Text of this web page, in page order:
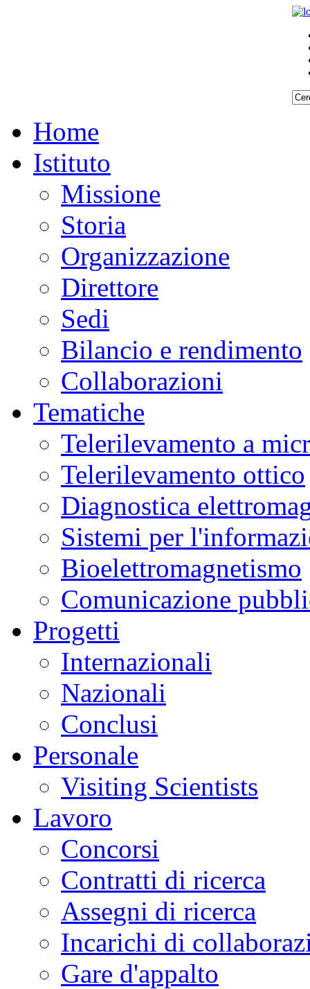
Home
Istituto
Missione
Storia
Organizzazione
Direttore
Sedi
Bilancio e rendimento
Collaborazioni
Tematiche
Telerilevamento a
Telerilevamento ottico
Diagnostica
Sistemi per
Bioelettromagnetismo
Comunicazione
Progetti
Internazionali
Nazionali
Conclusi
Personale
Visiting Scientists
Lavoro
Concorsi
Contratti di ricerca
Assegni di ricerca
Incarichi di
Gare d'appalto